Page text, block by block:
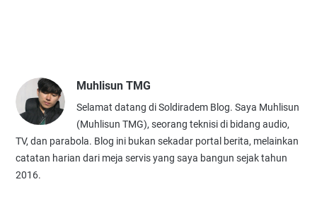
Muhlisun TMG
Selamat datang di Soldiradem Blog. Saya Muhlisun
(Muhlisun TMG), seorang teknisi di bidang audio,
TV, dan parabola. Blog ini bukan sekadar portal berita, melainkan
catatan harian dari meja servis yang saya bangun sejak tahun
2016.